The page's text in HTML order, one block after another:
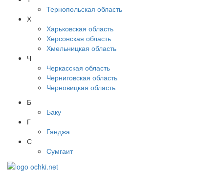
Тернопольская область
Х
Харьковская область
Херсонская область
Хмельницкая область
Ч
Черкасская область
Черниговская область
Черновицкая область
Б
Баку
Г
Гянджа
С
Сумгаит